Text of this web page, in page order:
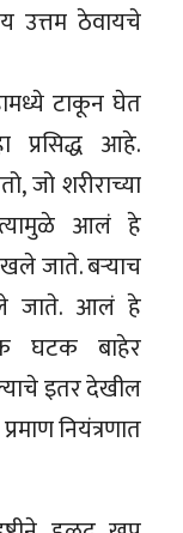
उत्तम ठेवायचे
टाकून घेत
प्रसिद्ध आहे.
जो शरीराच्या
त्यामुळे आलं हे
जाते. बऱ्याच
जाते. आलं हे
घटक बाहेर
इतर देखील
नियंत्रणात